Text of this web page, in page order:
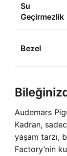
Su
Geçirmezlik
Bezel
Audemars
Kadran,
yaşam tarzı,
Factory’nin